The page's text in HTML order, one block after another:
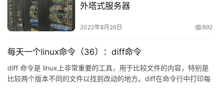
外塔式服务器
2022年8月26日 892
每天一个linux命令（36）：diff命令
diff 命令是 linux上非常重要的工具，用于比较文件的内容，特别是
比较两个版本不同的文件以找到改动的地方。diff在命令行中打印每